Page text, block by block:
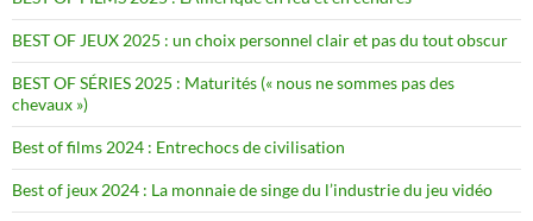
BEST OF JEUX 2025 : un choix personnel clair et pas du tout obscur
BEST OF SÉRIES 2025 : Maturités (« nous ne sommes pas des
chevaux »)
Best of films 2024 : Entrechocs de civilisation
Best of jeux 2024 : La monnaie de singe du l’industrie du jeu vidéo